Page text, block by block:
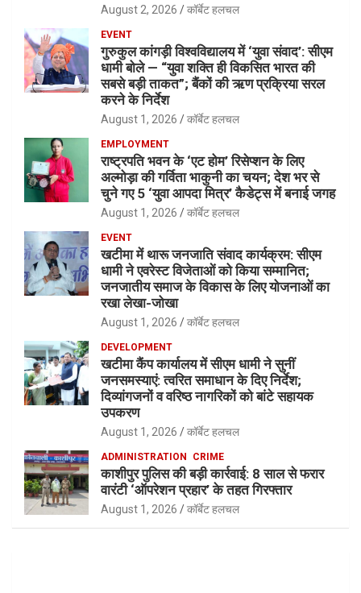
August 2, 2026 कॉर्बेट हलचल
EVENT
गुरुकुल कांगड़ी विश्वविद्यालय में ‘युवा संवाद’: सीएम
धामी बोले — “युवा शक्ति ही विकसित भारत की
सबसे बड़ी ताकत”; बैंकों की ऋण प्रक्रिया सरल
करने के निर्देश
August 1, 2026 कॉर्बेट हलचल
EMPLOYMENT
राष्ट्रपति भवन के ‘एट होम’ रिसेप्शन के लिए
अल्मोड़ा की गर्विता भाकुनी का चयन; देश भर से
चुने गए 5 ‘युवा आपदा मित्र’ कैडेट्स में बनाई जगह
August 1, 2026 कॉर्बेट हलचल
EVENT
खटीमा में थारू जनजाति संवाद कार्यक्रम: सीएम
धामी ने एवरेस्ट विजेताओं को किया सम्मानित;
जनजातीय समाज के विकास के लिए योजनाओं का
रखा लेखा-जोखा
August 1, 2026 कॉर्बेट हलचल
DEVELOPMENT
खटीमा कैंप कार्यालय में सीएम धामी ने सुनीं
जनसमस्याएं: त्वरित समाधान के दिए निर्देश;
दिव्यांगजनों व वरिष्ठ नागरिकों को बांटे सहायक
उपकरण
August 1, 2026 कॉर्बेट हलचल
ADMINISTRATION CRIME
काशीपुर पुलिस की बड़ी कार्रवाई: 8 साल से फरार
वारंटी ‘ऑपरेशन प्रहार’ के तहत गिरफ्तार
August 1, 2026 कॉर्बेट हलचल